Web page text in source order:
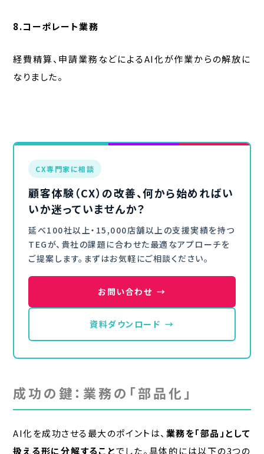
8.コーポレート業務
経費精算、申請業務などによるAI化が作業からの解放に
なりました。
CX専門家に相談
顧客体験（CX）の改善、何から始めればい
いか迷っていませんか？
延べ100社以上・15,000店舗以上の支援実績を持つ
TEGが、貴社の課題に合わせた最適なアプローチを
ご提案します。まずはお気軽にご相談ください。
お問い合わせ →
資料ダウンロード →
成功の鍵：業務の「部品化」
AI化を成功させる最大のポイントは、 業務を「部品」として
扱える形に分解することでした。具体的には以下の3つの